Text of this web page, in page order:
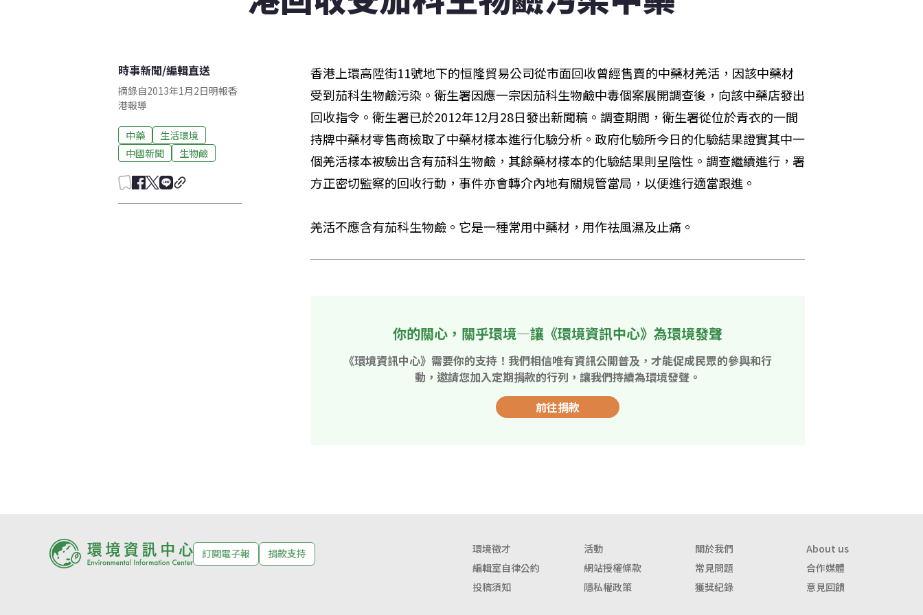
時事新聞/編輯直送
摘錄自2013年1月2日明報香
港報導
中藥
生活環境
中國新聞
生物鹼
香港上環高陞街11號地下的恒隆貿易公司從市面回收曾經售賣的中藥材羌活，因該中藥材
受到茄科生物鹼污染。衛生署因應一宗因茄科生物鹼中毒個案展開調查後，向該中藥店發出
回收指令。衛生署已於2012年12月28日發出新聞稿。調查期間，衛生署從位於青衣的一間
持牌中藥材零售商檢取了中藥材樣本進行化驗分析。政府化驗所今日的化驗結果證實其中一
個羌活樣本被驗出含有茄科生物鹼，其餘藥材樣本的化驗結果則呈陰性。調查繼續進行，署
方正密切監察的回收行動，事件亦會轉介內地有關規管當局，以便進行適當跟進。
羌活不應含有茄科生物鹼。它是一種常用中藥材，用作祛風濕及止痛。
你的關心，關乎環境—讓《環境資訊中心》為環境發聲
《環境資訊中心》需要你的支持！我們相信唯有資訊公開普及，才能促成民眾的參與和行
動，邀請您加入定期捐款的行列，讓我們持續為環境發聲。
前往捐款
訂閱電子報 捐款支持 環境徵才 活動 關於我們
About us
編輯室自律公約
網站授權條款 常見問題
合作媒體
投稿須知
隱私權政策 獲獎紀錄 意見回饋